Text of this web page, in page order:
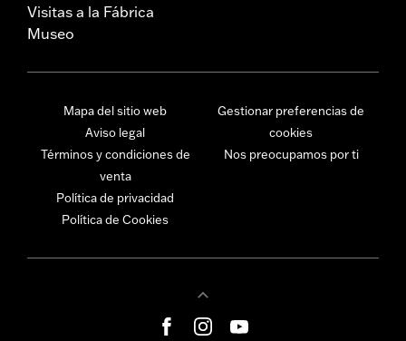
Visitas a la Fábrica
Museo
Mapa del sitio web
Aviso legal
Términos y condiciones de
venta
Política de privacidad
Política de Cookies
Gestionar preferencias de
cookies
Nos preocupamos por ti